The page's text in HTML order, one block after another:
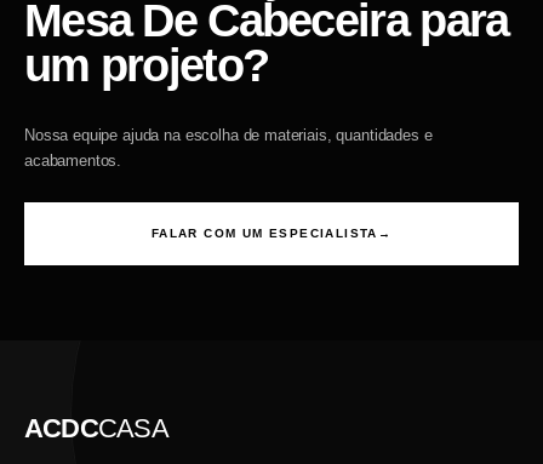
Mesa De Cabeceira para
um projeto?
Nossa equipe ajuda na escolha de materiais, quantidades e
acabamentos.
FALAR COM UM ESPECIALISTA →
ACDCCASA